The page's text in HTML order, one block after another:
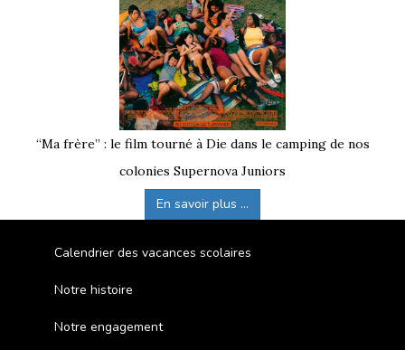
“Ma frère” : le film tourné à Die dans le camping de nos
colonies Supernova Juniors
En savoir plus ...
Calendrier des vacances scolaires
Notre histoire
Notre engagement